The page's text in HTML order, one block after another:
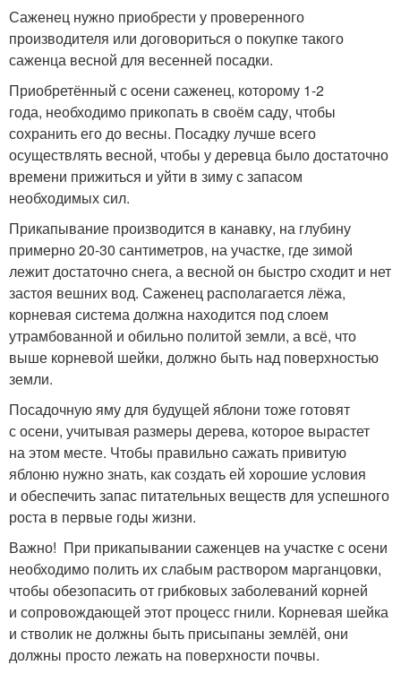
Саженец нужно приобрести у проверенного
производителя или договориться о покупке такого
саженца весной для весенней посадки.
Приобретённый с осени саженец, которому 1-2
года, необходимо прикопать в своём саду, чтобы
сохранить его до весны. Посадку лучше всего
осуществлять весной, чтобы у деревца было достаточно
времени прижиться и уйти в зиму с запасом
необходимых сил.
Прикапывание производится в канавку, на глубину
примерно 20-30 сантиметров, на участке, где зимой
лежит достаточно снега, а весной он быстро сходит и нет
застоя вешних вод. Саженец располагается лёжа,
корневая система должна находится под слоем
утрамбованной и обильно политой земли, а всё, что
выше корневой шейки, должно быть над поверхностью
земли.
Посадочную яму для будущей яблони тоже готовят
с осени, учитывая размеры дерева, которое вырастет
на этом месте. Чтобы правильно сажать привитую
яблоню нужно знать, как создать ей хорошие условия
и обеспечить запас питательных веществ для успешного
роста в первые годы жизни.
Важно! При прикапывании саженцев на участке с осени
необходимо полить их слабым раствором марганцовки,
чтобы обезопасить от грибковых заболеваний корней
и сопровождающей этот процесс гнили. Корневая шейка
и стволик не должны быть присыпаны землёй, они
должны просто лежать на поверхности почвы.